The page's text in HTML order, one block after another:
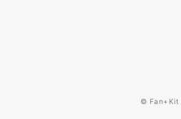
© Fan+Kit